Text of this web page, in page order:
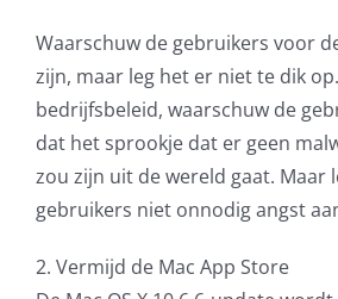
Waarschuw de gebruikers voor
zijn, maar leg het er niet te dik
bedrijfsbeleid, waarschuw de
dat het sprookje dat er geen
zou zijn uit de wereld gaat. Maar
gebruikers niet onnodig angst
2. Vermijd de Mac App Store